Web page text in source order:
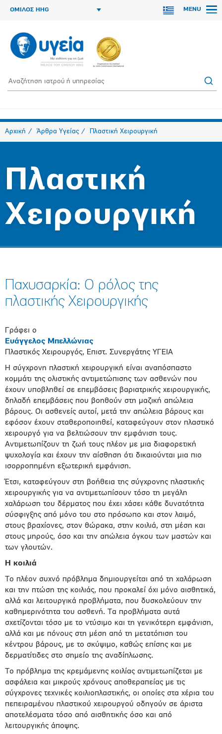
ΟΜΙΛΟΣ HHG MENU
Αρχική Άρθρα Υγείας Πλαστική Χειρουργική
Πλαστική
Χειρουργική
Παχυσαρκία: Ο ρόλος της
πλαστικής Χειρουργικής
Γράφει ο
Ευάγγελος Μπελλώνιας
Πλαστικός Χειρουργός, Επιστ. Συνεργάτης ΥΓΕΙΑ
Η σύγχρονη πλαστική χειρουργική είναι αναπόσπαστο
κομμάτι της ολιστικής αντιμετώπισης των ασθενών που
έχουν υποβληθεί σε επεμβάσεις βαριατρικής χειρουργικής,
δηλαδή επεμβάσεις που βοηθούν στη μαζική απώλεια
βάρους. Οι ασθενείς αυτοί, μετά την απώλεια βάρους και
εφόσον έχουν σταθεροποιηθεί, καταφεύγουν στον πλαστικό
χειρουργό για να βελτιώσουν την εμφάνιση τους.
Αντιμετωπίζουν τη ζωή τους πλέον με μια διαφορετική
ψυχολογία και έχουν την αίσθηση ότι δικαιούνται μια πιο
ισορροπημένη εξωτερική εμφάνιση.
Έτσι, καταφεύγουν στη βοήθεια της σύγχρονης πλαστικής
χειρουργικής για να αντιμετωπίσουν τόσο τη μεγάλη
χαλάρωση του δέρματος που έχει χάσει κάθε δυνατότητα
σύσφιγξης από μόνο του στο πρόσωπο και στον λαιμό,
στους βραχίονες, στον θώρακα, στην κοιλιά, στη μέση και
στους μηρούς, όσο και την απώλεια όγκου των μαστών και
των γλουτών.
Η κοιλιά
Το πλέον συχνό πρόβλημα δημιουργείται από τη χαλάρωση
και την πτώση της κοιλιάς, που προκαλεί όχι μόνο αισθητικά,
αλλά και λειτουργικά προβλήματα, που δυσκολεύουν την
καθημερινότητα του ασθενή. Τα προβλήματα αυτά
σχετίζονται τόσο με το ντύσιμο και τη γενικότερη εμφάνιση,
αλλά και με πόνους στη μέση από τη μετατόπιση του
κέντρου βάρους, με το σκύψιμο, καθώς επίσης και με
δερματίτιδες στο σημείο της αναδίπλωσης.
Το πρόβλημα της κρεμάμενης κοιλίας αντιμετωπίζεται με
ασφάλεια και μικρούς χρόνους αποθεραπείας με τις
σύγχρονες τεχνικές κοιλιοπλαστικής, οι οποίες στα χέρια του
πεπειραμένου πλαστικού χειρουργού οδηγούν σε άριστα
αποτελέσματα τόσο από αισθητικής όσο και από
λειτουργικής άποψης.